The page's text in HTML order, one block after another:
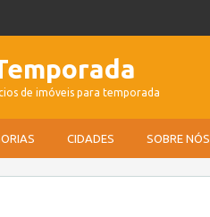
de imóveis para temporada
CIDADES SOBRE NÓS